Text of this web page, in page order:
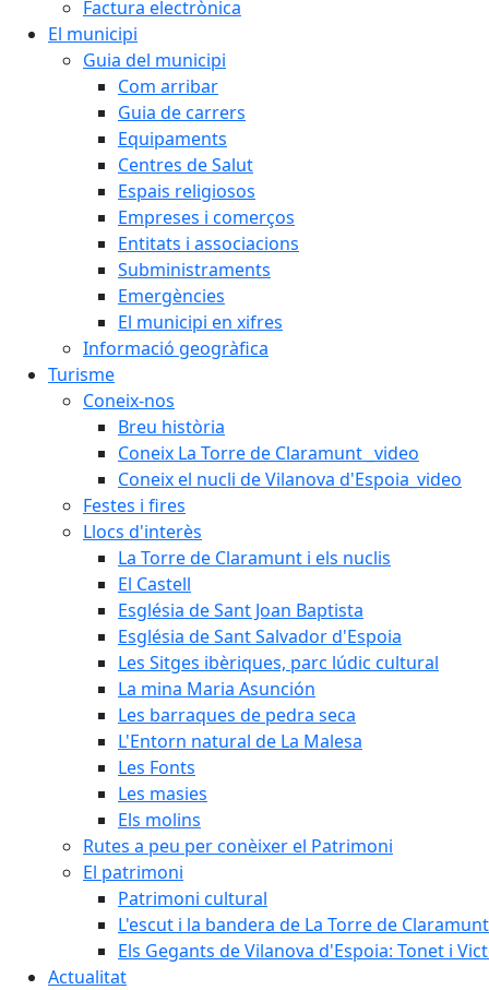
Factura electrònica
El municipi
Guia del municipi
Com arribar
Guia de carrers
Equipaments
Centres de Salut
Espais religiosos
Empreses i comerços
Entitats i associacions
Subministraments
Emergències
El municipi en xifres
Informació geogràfica
Turisme
Coneix-nos
Breu història
Coneix La Torre de Claramunt _video
Coneix el nucli de Vilanova d'Espoia_video
Festes i fires
Llocs d'interès
La Torre de Claramunt i els nuclis
El Castell
Església de Sant Joan Baptista
Església de Sant Salvador d'Espoia
Les Sitges ibèriques, parc lúdic cultural
La mina Maria Asunción
Les barraques de pedra seca
L'Entorn natural de La Malesa
Les Fonts
Les masies
Els molins
Rutes a peu per conèixer el Patrimoni
El patrimoni
Patrimoni cultural
L'escut i la bandera de La Torre de Claramunt
Els Gegants de Vilanova d'Espoia: Tonet i
Actualitat